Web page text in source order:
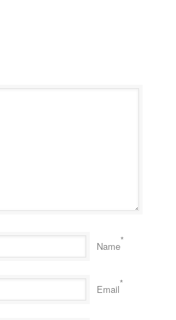
Name*
Email*